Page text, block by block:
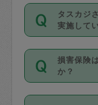
動計算で
開始時間
能です。
んにメッ
い。ただ
する前
確認して
基本的に
外での作
主婦とし
方、栄養
育園や学
係の専門
すでにハ
てお仕事
タスカジ
実施して
応募の際
を行って
写真提出
損害保険
か？
依頼者と